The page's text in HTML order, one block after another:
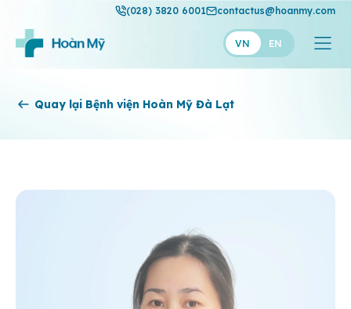
(028) 3820 6001 contactus@hoanmy.com
VN EN
Hoàn Mỹ
Thuận Mỹ
Quay lại Bệnh viện Hoàn Mỹ Đà Lạt